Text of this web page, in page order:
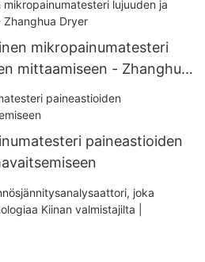
mikropainumatesteri
mittaamiseen - Zhanghua
paineastioiden